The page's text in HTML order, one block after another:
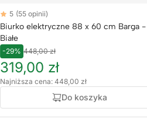
Reviews
5 out of 5 stars
5 (55 opinii)
Biurko elektryczne 88 x 60 cm Barga -
Białe
-29% 448,00 zł
319,00 zł
Najniższa cena: 448,00 zł
Do koszyka